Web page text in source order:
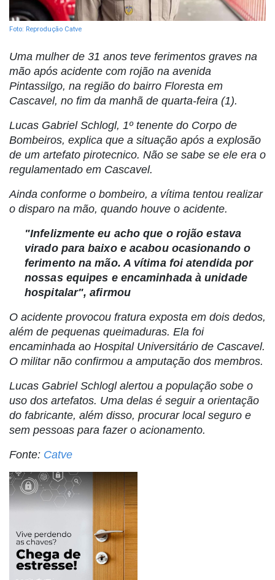
Foto: Reprodução Catve
Uma mulher de 31 anos teve ferimentos graves na
mão após acidente com rojão na avenida
Pintassilgo, na região do bairro Floresta em
Cascavel, no fim da manhã de quarta-feira (1).
Lucas Gabriel Schlogl, 1º tenente do Corpo de
Bombeiros, explica que a situação após a explosão
de um artefato pirotecnico. Não se sabe se ele era o
regulamentado em Cascavel.
Ainda conforme o bombeiro, a vítima tentou realizar
o disparo na mão, quando houve o acidente.
"Infelizmente eu acho que o rojão estava
virado para baixo e acabou ocasionando o
ferimento na mão. A vítima foi atendida por
nossas equipes e encaminhada à unidade
hospitalar", afirmou
O acidente provocou fratura exposta em dois dedos,
além de pequenas queimaduras. Ela foi
encaminhada ao Hospital Universitário de Cascavel.
O militar não confirmou a amputação dos membros.
Lucas Gabriel Schlogl alertou a população sobe o
uso dos artefatos. Uma delas é seguir a orientação
do fabricante, além disso, procurar local seguro e
sem pessoas para fazer o acionamento.
Fonte: Catve